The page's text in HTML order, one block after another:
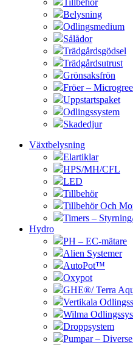
Tillbehör
Belysning
Odlingsmedium
Sålådor
Trädgårdsgödsel
Trädgårdsutrust
Grönsaksfrön
Fröer –
Uppstartspaket
Odlingssystem
Skadedjur
Växtbelysning
Elartiklar
HPS/MH/CFL
LED
Tillbehör
Tillbehör Och
Timers –
Hydro
PH – EC-mätare
Alien Systemer
AutoPot™
Oxypot
GHE®/ Terra
Vertikala
Wilma
Droppsystem
Pumpar –